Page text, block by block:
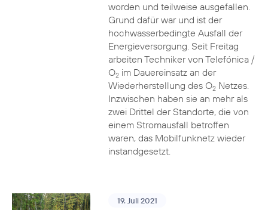
worden und teilweise ausgefallen.
Grund dafür war und ist der
hochwasserbedingte Ausfall der
Energieversorgung. Seit Freitag
arbeiten Techniker von Telefónica /
O2im Dauereinsatz an der
Wiederherstellung des O2Netzes.
Inzwischen haben sie an mehr als
zwei Drittel der Standorte, die von
einem Stromausfall betroffen
waren, das Mobilfunknetz wieder
instandgesetzt.
19. Juli 2021